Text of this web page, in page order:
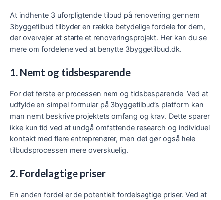
At indhente 3 uforpligtende tilbud på renovering gennem
3byggetilbud tilbyder en række betydelige fordele for dem,
der overvejer at starte et renoveringsprojekt. Her kan du se
mere om fordelene ved at benytte 3byggetilbud.dk.
1. Nemt og tidsbesparende
For det første er processen nem og tidsbesparende. Ved at
udfylde en simpel formular på 3byggetilbud’s platform kan
man nemt beskrive projektets omfang og krav. Dette sparer
ikke kun tid ved at undgå omfattende research og individuel
kontakt med flere entreprenører, men det gør også hele
tilbudsprocessen mere overskuelig.
2. Fordelagtige priser
En anden fordel er de potentielt fordelsagtige priser. Ved at